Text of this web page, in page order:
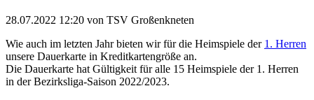
28.07.2022 12:20 von TSV Großenkneten
Wie auch im letzten Jahr bieten wir für die Heimspiele der 1. Herren
unsere Dauerkarte in Kreditkartengröße an.
Die Dauerkarte hat Gültigkeit für alle 15 Heimspiele der 1. Herren
in der Bezirksliga-Saison 2022/2023.